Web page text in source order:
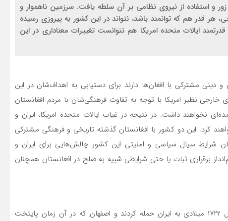
و استفاده از نيروي نظامي بر آن سلطه يافت. سرزمين ناهموار و
قدر هم كه توانمند باشد، نتواند در اين كشور به پيروزي رسيده
ايالات متحده امريكا هم نتوانست تغييرات معناداري در اين
مشترکی با افغان‌ها دارند برای دستیابی به اهداف‌شان در این
خارجی نظیر امریکا با توجه به تفاوت فرهنگی‌شان با مردم افغانستان
نخواهند داشت. در نتیجه در غیاب ایالات متحده امریکا، ایران و
کرد. این دو کشور با افغانستان گذشته تاریخی و فرهنگی مشترکی
شرایط سیال سیاسی و امنیتی این کشور چالش‌هایی برای ایران و
برقراری ثبات یا حتی شرایطی شبیه به صلح در افغانستان همچنان
روابط ایران و افغانستان زمانی که افغان‌ها در سال ۱۷۲۲ میلادی به ایران حمله کردند و اصفهان که در آن زمان پایتخت